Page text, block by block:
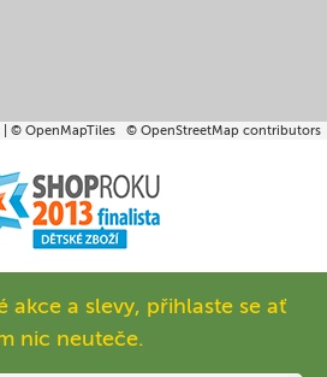
© OpenMapTiles © OpenStreetMap contributors
akce a slevy, přihlaste se ať
nic neuteče.